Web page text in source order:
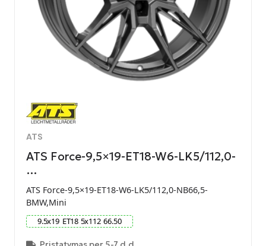
ATS
ATS Force-9,5×19-ET18-W6-LK5/112,0-
…
ATS Force-9,5×19-ET18-W6-LK5/112,0-NB66,5-
BMW,Mini
9.5x19 ET18 5x112 66.50